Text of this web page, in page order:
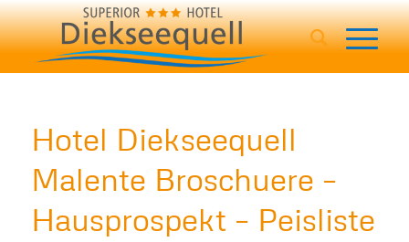
Hotel Diekseequell
Malente Broschuere –
Hausprospekt – Peisliste